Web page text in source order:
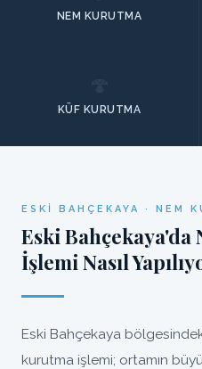
NEM KURUTMA
KÜF KURUTMA
ESKI BAHÇEKAYA · NEM
Eski Bahçekaya'da
İşlemi Nasıl
Eski Bahçekaya
kurutma işlemi; ortamın